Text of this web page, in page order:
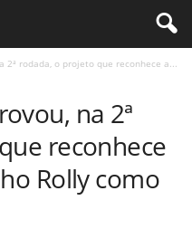
2ª rodada, o projeto que reconhece a...
na 2ª
reconhece
Rolly como